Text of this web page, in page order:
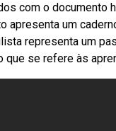
com o documento
apresenta um
representa um
que se refere às